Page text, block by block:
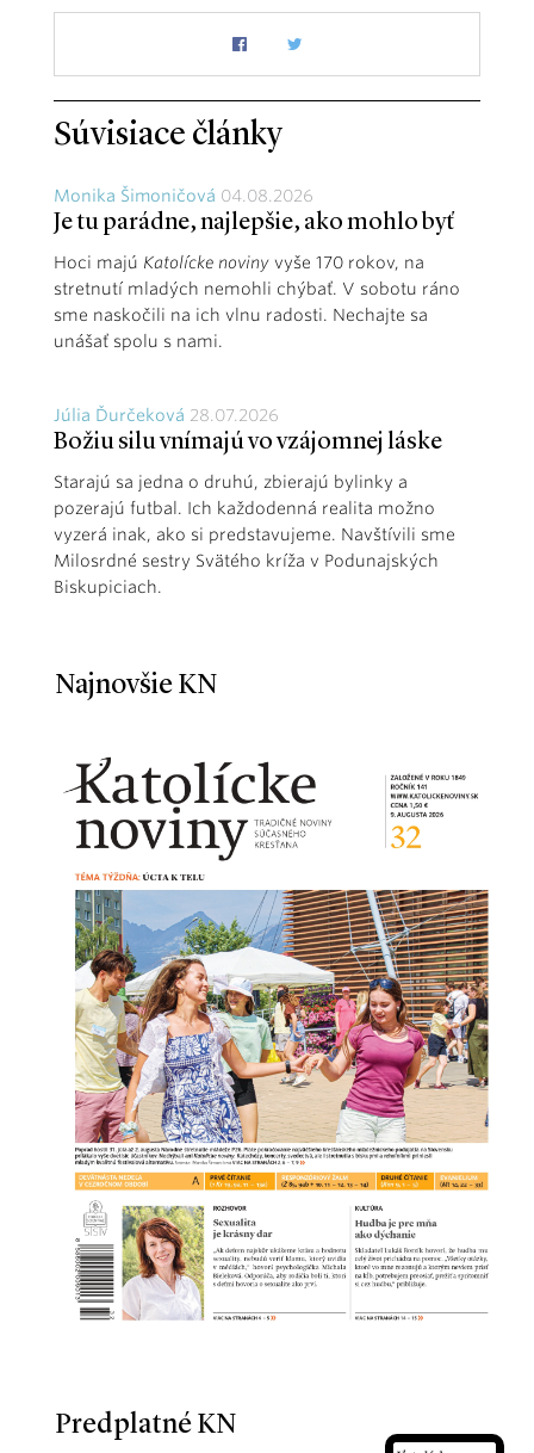
Súvisiace články
Monika Šimoničová 04.08.2026
Je tu parádne, najlepšie, ako mohlo byť
Hoci majú Katolícke noviny vyše 170 rokov, na
stretnutí mladých nemohli chýbať. V sobotu ráno
sme naskočili na ich vlnu radosti. Nechajte sa
unášať spolu s nami.
Júlia Ďurčeková 28.07.2026
Božiu silu vnímajú vo vzájomnej láske
Starajú sa jedna o druhú, zbierajú bylinky a
pozerajú futbal. Ich každodenná realita možno
vyzerá inak, ako si predstavujeme. Navštívili sme
Milosrdné sestry Svätého kríža v Podunajských
Biskupiciach.
Najnovšie KN
Predplatné KN